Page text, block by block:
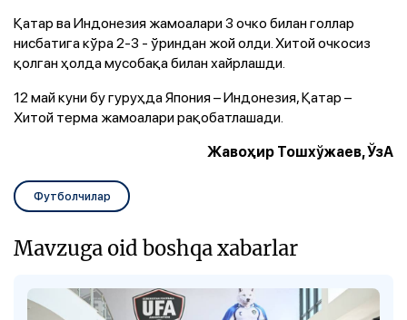
Қатар ва Индонезия жамоалари 3 очко билан голлар
нисбатига кўра 2-3 - ўриндан жой олди. Хитой очкосиз
қолган ҳолда мусобақа билан хайрлашди.
12 май куни бу гуруҳда Япония – Индонезия, Қатар –
Хитой терма жамоалари рақобатлашади.
Жавоҳир Тошхўжаев, ЎзА
Футболчилар
Mavzuga oid boshqa xabarlar